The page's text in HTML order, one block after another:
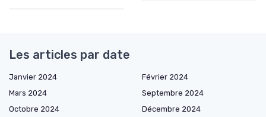
Les articles par date
Janvier 2024
Février 2024
Mars 2024
Septembre 2024
Octobre 2024
Décembre 2024